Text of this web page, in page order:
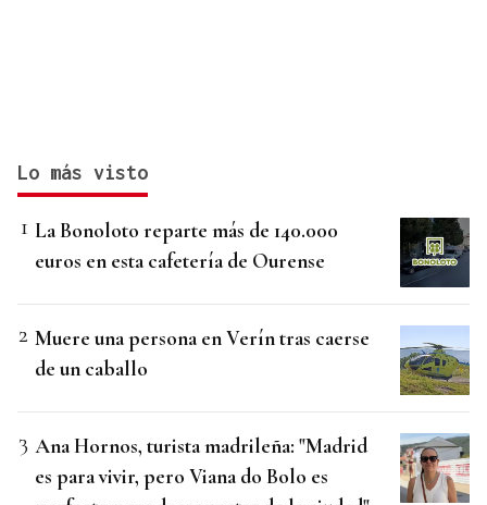
Lo más visto
La Bonoloto reparte más de 140.000
euros en esta cafetería de Ourense
Muere una persona en Verín tras caerse
de un caballo
Ana Hornos, turista madrileña: "Madrid
es para vivir, pero Viana do Bolo es